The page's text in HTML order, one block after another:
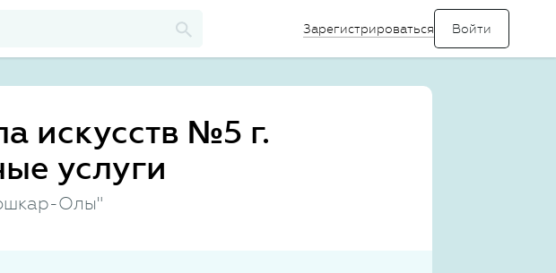
Зарегистрироваться
искусств №5 г.
услуги
Олы"